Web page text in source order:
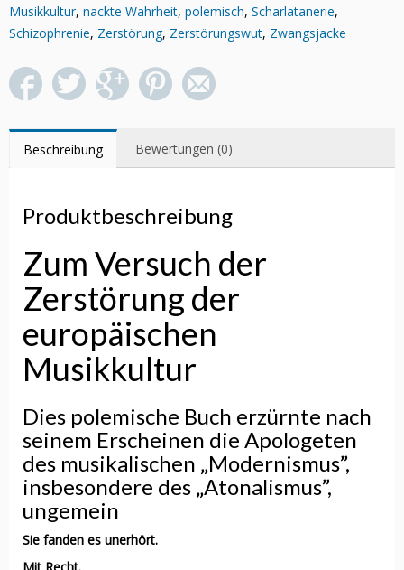
Musikkultur, nackte Wahrheit, polemisch, Scharlatanerie,
Schizophrenie, Zerstörung, Zerstörungswut, Zwangsjacke
Beschreibung Bewertungen (0)
Produktbeschreibung
Zum Versuch der
Zerstörung der
europäischen
Musikkultur
Dies polemische Buch erzürnte nach
seinem Erscheinen die Apologeten
des musikalischen „Modernismus”,
insbesondere des „Atonalismus”,
ungemein
Sie fanden es unerhört.